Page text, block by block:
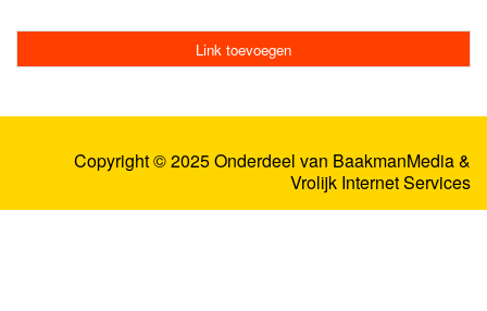
Link toevoegen
Copyright © 2025 Onderdeel van BaakmanMedia&
Vrolijk Internet Services